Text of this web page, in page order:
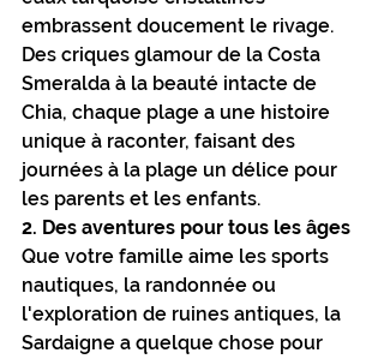
embrassent doucement le rivage.
Des criques glamour de la Costa
Smeralda à la beauté intacte de
Chia, chaque plage a une histoire
unique à raconter, faisant des
journées à la plage un délice pour
les parents et les enfants.
2. Des aventures pour tous les âges
Que votre famille aime les sports
nautiques, la randonnée ou
l'exploration de ruines antiques, la
Sardaigne a quelque chose pour